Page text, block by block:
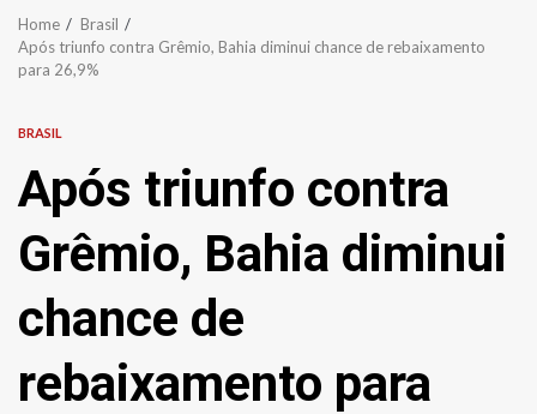
Home
Brasil
Após triunfo contra Grêmio, Bahia diminui chance de rebaixamento
para 26,9%
BRASIL
Após triunfo contra
Grêmio, Bahia diminui
chance de
rebaixamento para